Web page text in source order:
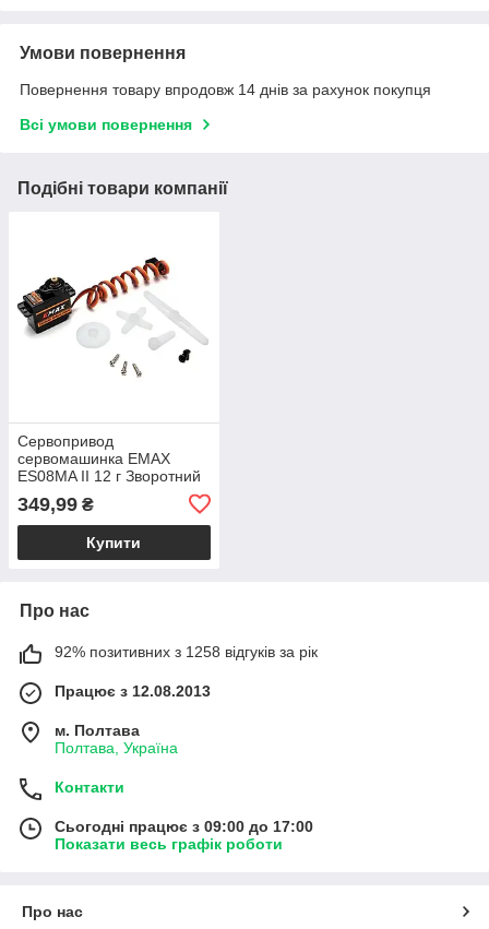
Умови повернення
Повернення товару впродовж 14 днів за рахунок покупця
Всі умови повернення
Подібні товари компанії
Сервопривод
сервомашинка EMAX
ES08MA II 12 г Зворотний
аналоговий сервопривод
для моделей RC
349,99 ₴
Купити
Про нас
92% позитивних з 1258 відгуків за рік
Працює з 12.08.2013
м. Полтава
Полтава, Україна
Контакти
Сьогодні працює з 09:00 до 17:00
Показати весь графік роботи
Про нас